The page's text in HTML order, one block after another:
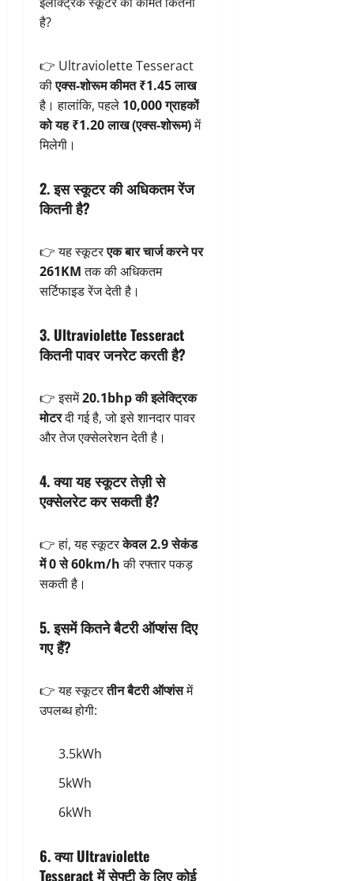
है?
👉 Ultraviolette Tesseract
कीएक्स-शोरूम कीमत ₹1.45 लाख
है। हालांकि, पहले 10,000 ग्राहकों
को यह ₹1.20 लाख (एक्स-शोरूम)में
मिलेगी।
2. इस स्कूटर की अधिकतम रेंज
कितनी है?
👉 यह स्कूटरएक बार चार्ज करने पर
261KMतक की अधिकतम
सर्टिफाइड रेंज देती है।
3. Ultraviolette Tesseract
कितनी पावर जनरेट करती है?
👉 इसमें20.1bhp की इलेक्ट्रिक
मोटरदी गई है, जो इसे शानदार पावर
और तेज एक्सेलरेशन देती है।
4. क्या यह स्कूटर तेज़ी से
एक्सेलरेट कर सकती है?
👉 हां, यह स्कूटरकेवल 2.9 सेकंड
में 0 से 60km/hकी रफ्तार पकड़
सकती है।
5. इसमें कितने बैटरी ऑप्शंस दिए
गए हैं?
👉 यह स्कूटरतीन बैटरी ऑप्शंसमें
उपलब्ध होगी:
3.5kWh
5kWh
6kWh
6. क्या Ultraviolette
Tesseract में सेफ्टी के लिए कोई